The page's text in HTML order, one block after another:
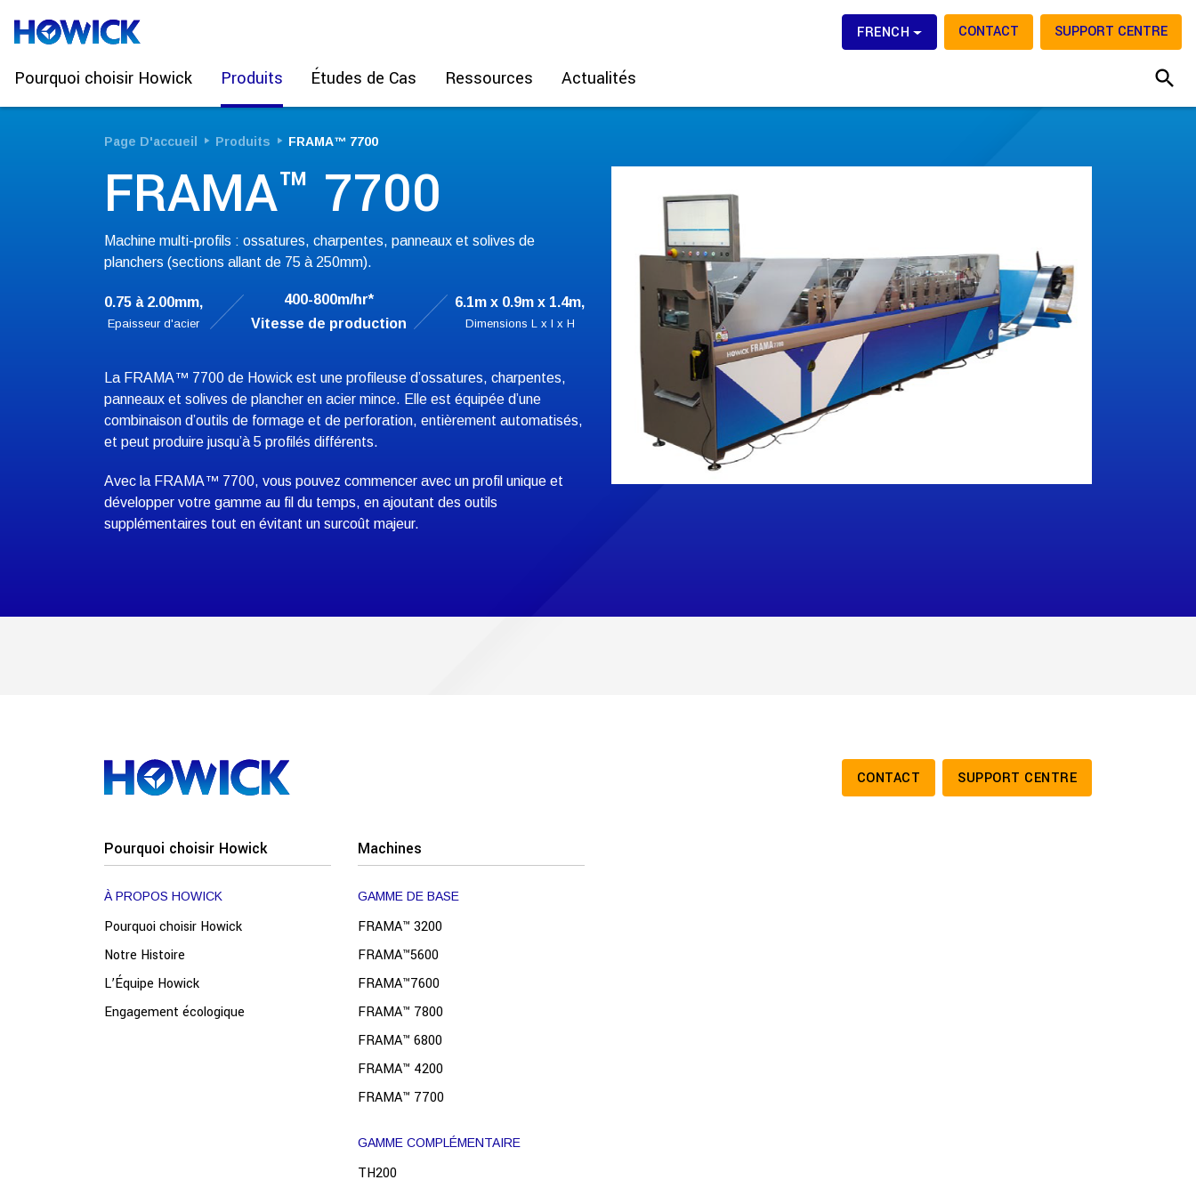
FRENCH CONTACT SUPPORT CENTRE
Pourquoi choisir Howick Produits Études de Cas Ressources Actualités search
Page D'accueil Produits FRAMA™ 7700
FRAMA™ 7700
Machine multi-profils : ossatures, charpentes, panneaux et solives de
planchers (sections allant de 75 à 250mm).
0.75 à 2.00mm,
Epaisseur d'acier
400-800m/hr*
Vitesse de production
6.1m x 0.9m x 1.4m,
Dimensions L x I x H
La FRAMA™ 7700 de Howick est une profileuse d’ossatures, charpentes,
panneaux et solives de plancher en acier mince. Elle est équipée d’une
combinaison d’outils de formage et de perforation, entièrement automatisés,
et peut produire jusqu’à 5 profilés différents.
Avec la FRAMA™ 7700, vous pouvez commencer avec un profil unique et
développer votre gamme au fil du temps, en ajoutant des outils
supplémentaires tout en évitant un surcoût majeur.
CONTACT SUPPORT CENTRE
Pourquoi choisir Howick
À PROPOS HOWICK
Pourquoi choisir Howick
Notre Histoire
L’Équipe Howick
Engagement écologique
Machines
GAMME DE BASE
FRAMA™ 3200
FRAMA™5600
FRAMA™7600
FRAMA™ 7800
FRAMA™ 6800
FRAMA™ 4200
FRAMA™ 7700
GAMME COMPLÉMENTAIRE
TH200